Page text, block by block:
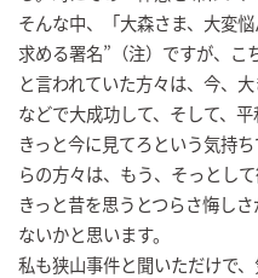
そんな中、「大森さま、大変
求める署名”（注）ですが、こ
と言われていた方々は、今、
などで大成功して、そして、平
きっと今に見てろという気持
らの方々は、もう、そっとし
きっと昔を思うとつらさ悔し
ないかと思います。
私も狭山事件と聞いただけで